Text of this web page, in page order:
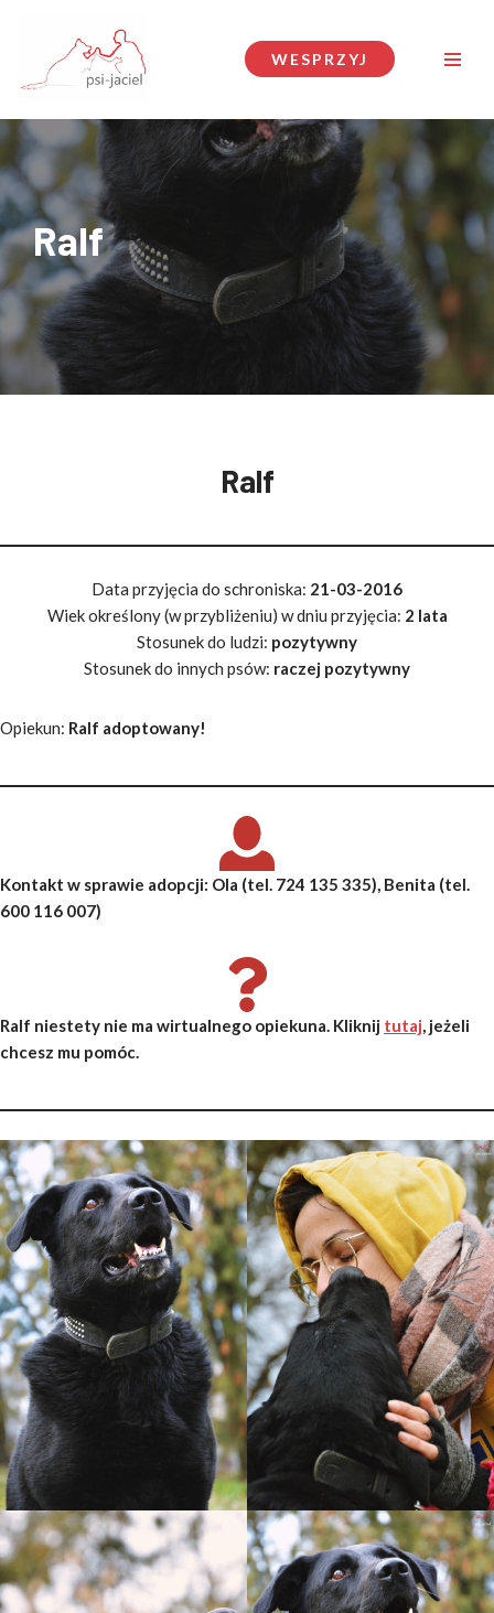
Przejdź
do
WESPRZYJ
Ralf
Ralf
Data przyjęcia do schroniska: 21-03-2016
Wiek określony (w przybliżeniu) w dniu przyjęcia: 2 lata
Stosunek do ludzi: pozytywny
Stosunek do innych psów: raczej pozytywny
Opiekun: Ralf adoptowany!
Kontakt w sprawie adopcji: Ola (tel. 724 135 335), Benita (tel.
600 116 007)
Ralf niestety nie ma wirtualnego opiekuna. Kliknij tutaj, jeżeli
chcesz mu pomóc.